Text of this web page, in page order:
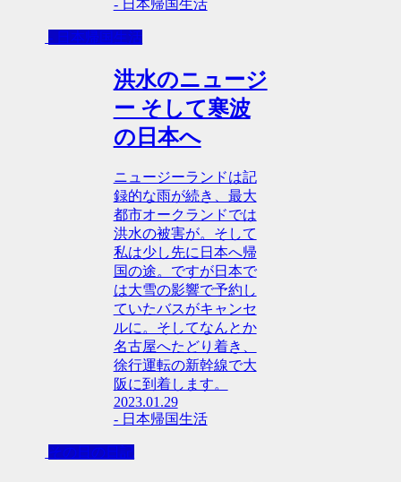
- 日本帰国生活
- 日本帰国生活
洪水のニュージ
ー そして寒波
の日本へ
ニュージーランドは記
録的な雨が続き、最大
都市オークランドでは
洪水の被害が。そして
私は少し先に日本へ帰
国の途。ですが日本で
は大雪の影響で予約し
ていたバスがキャンセ
ルに。そしてなんとか
名古屋へたどり着き、
徐行運転の新幹線で大
阪に到着します。
2023.01.29
- 日本帰国生活
その日の日記